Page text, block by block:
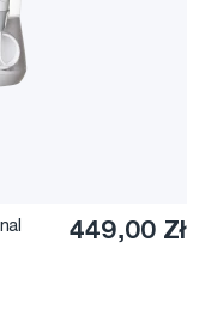
449,00 Zł